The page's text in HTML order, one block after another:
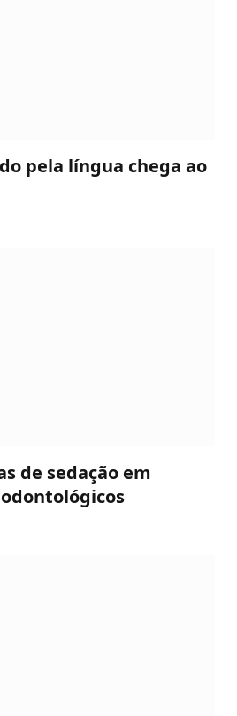
pela língua chega ao
de sedação em